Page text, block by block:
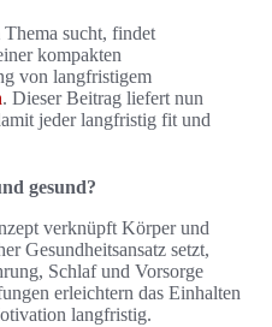
sucht, findet
kompakten
von langfristigem
. Dieser Beitrag liefert nun
jeder langfristig fit und
gesund?
verknüpft Körper und
Gesundheitsansatz setzt,
Schlaf und Vorsorge
erleichtern das Einhalten
langfristig.